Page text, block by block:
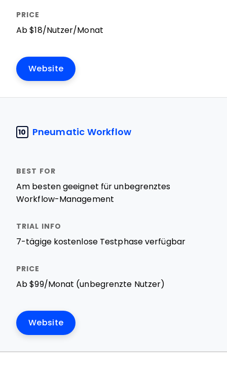
Ab $18/Nutzer/Monat
Website
10 Pneumatic Workflow
Am besten geeignet für unbegrenztes
Workflow-Management
7-tägige kostenlose Testphase verfügbar
Ab $99/Monat (unbegrenzte Nutzer)
Website